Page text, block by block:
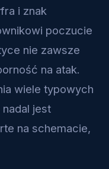
i znak
poczucie
nie zawsze
na atak.
wiele typowych
jest
na schemacie,